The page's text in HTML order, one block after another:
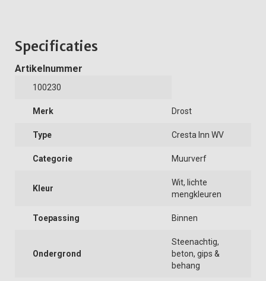
Specificaties
Artikelnummer
100230
Merk Drost
Type Cresta Inn WV
Categorie Muurverf
Kleur
Wit, lichte
mengkleuren
Toepassing Binnen
Ondergrond
Steenachtig,
beton, gips &
behang